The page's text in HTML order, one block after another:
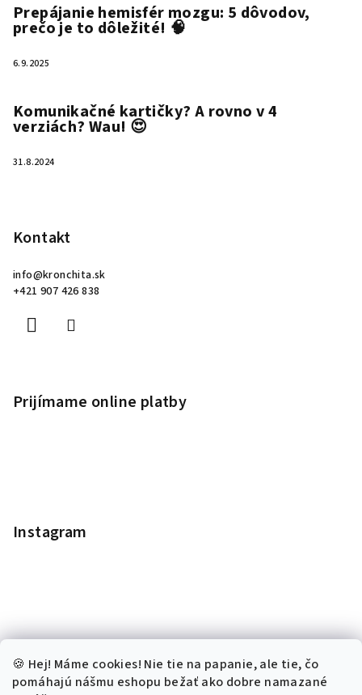
🍪 Hej! Máme cookies! Nie tie na papanie, ale tie, čo
pomáhajú nášmu eshopu bežať ako dobre namazané
Prepájanie hemisfér mozgu: 5 dôvodov,
prečo je to dôležité! 🧠
6.9.2025
Komunikačné kartičky? A rovno v 4
verziách? Wau! 😍
31.8.2024
Kontakt
info@kronchita.sk
+421 907 426 838
Prijímame online platby
Instagram